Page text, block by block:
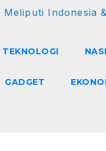
Meliputi Indonesia
TEKNOLOGI
GADGET